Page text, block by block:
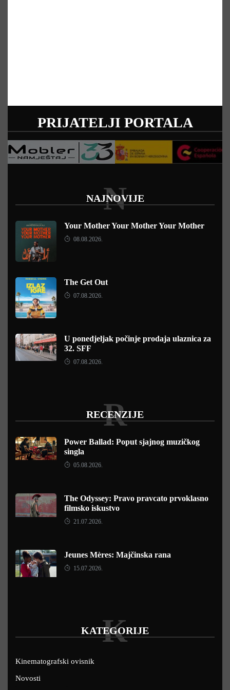
PRIJATELJI PORTALA
NAJNOVIJE
N
Your Mother Your Mother Your Mother
08.08.2026.
The Get Out
07.08.2026.
U ponedjeljak počinje prodaja ulaznica za
32. SFF
07.08.2026.
RECENZIJE
R
Power Ballad: Poput sjajnog muzičkog
singla
05.08.2026.
The Odyssey: Pravo pravcato prvoklasno
filmsko iskustvo
21.07.2026.
Jeunes Mères: Majčinska rana
15.07.2026.
KATEGORIJE
K
Kinematografski ovisnik
Novosti